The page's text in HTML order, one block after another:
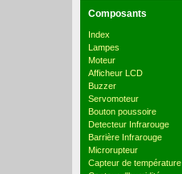
Composants
Index
Lampes
Moteur
Afficheur LCD
Buzzer
Servomoteur
Bouton poussoire
Detecteur Infrarouge
Barrière Infrarouge
Microrupteur
Capteur de température